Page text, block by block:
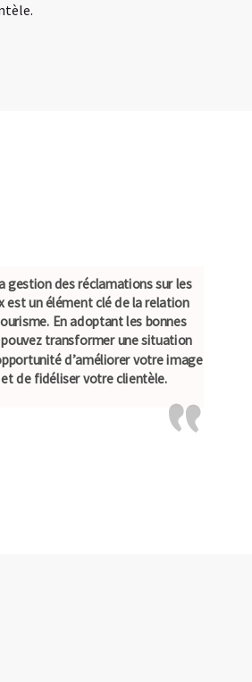
gestion des réclamations sur les
est un élément clé de la relation
En adoptant les bonnes
transformer une situation
d’améliorer votre image
de fidéliser votre clientèle.